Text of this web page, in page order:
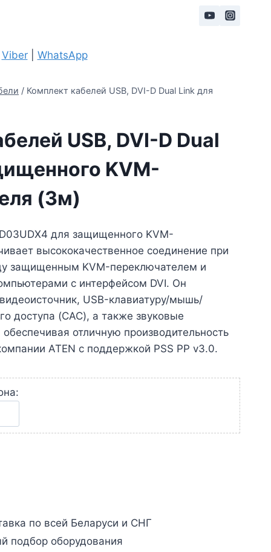
Viber| WhatsApp
/ Комплект кабелей USB, DVI-D Dual Link для
USB, DVI-D Dual
KVM-
(3м)
для защищенного KVM-
высококачественное соединение при
защищенным KVM-переключателем и
с интерфейсом DVI. Он
USB-клавиатуру/мышь/
доступа (CAC), а также звуковые
отличную производительность
ATEN с поддержкой PSS PP v3.0.
по всей Беларуси и СНГ
подбор оборудования